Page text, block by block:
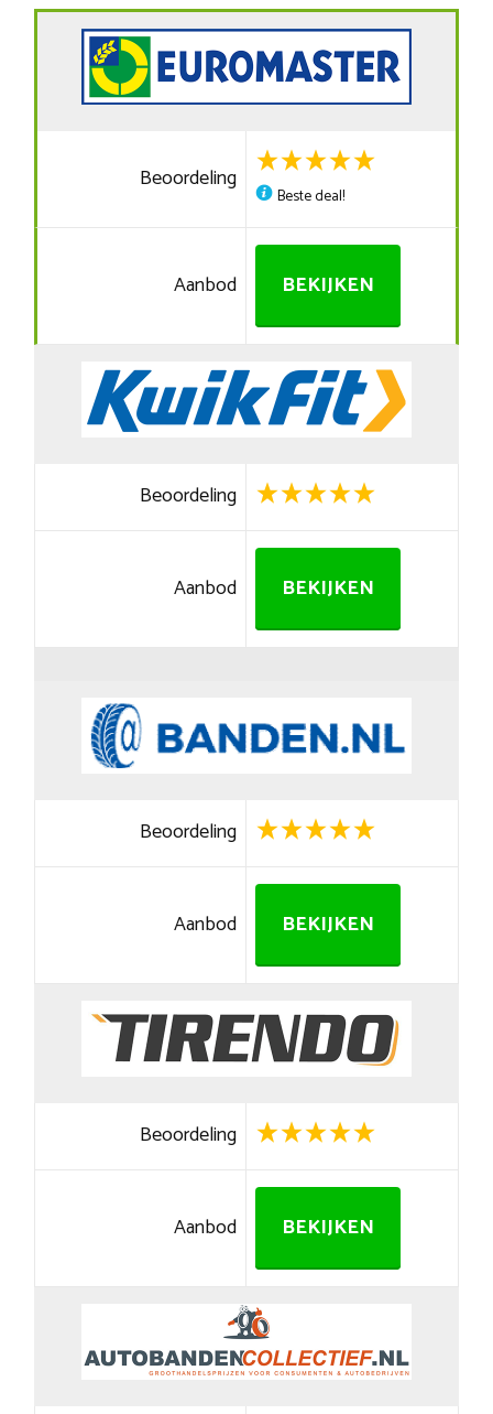
Beoordeling
Beste deal!
Aanbod BEKIJKEN
Beoordeling
Aanbod BEKIJKEN
Beoordeling
Aanbod BEKIJKEN
Beoordeling
Aanbod BEKIJKEN